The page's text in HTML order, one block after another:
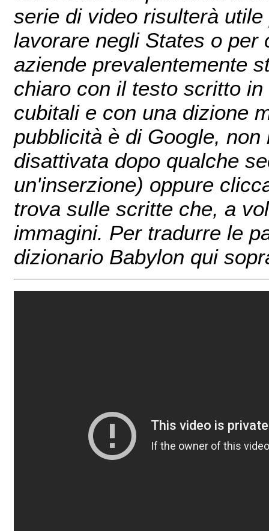
serie di video risulterà
lavorare negli States o per
aziende prevalentemente
chiaro con il testo scritto
cubitali e con una dizione
pubblicità è di Google,
disattivata dopo qualche
un'inserzione) oppure
trova sulle scritte che, a
immagini. Per tradurre le
dizionario Babylon qui